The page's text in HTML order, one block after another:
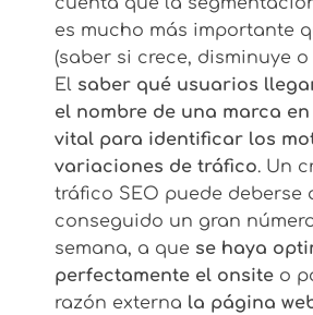
es mucho más importante
(saber si crece, disminuye
El saber qué usuarios
el nombre de una marca
vital para identificar los
variaciones de tráfico. Un
tráfico SEO puede deberse
conseguido un gran
semana, a que se haya
perfectamente el onsite o
razón externa la página